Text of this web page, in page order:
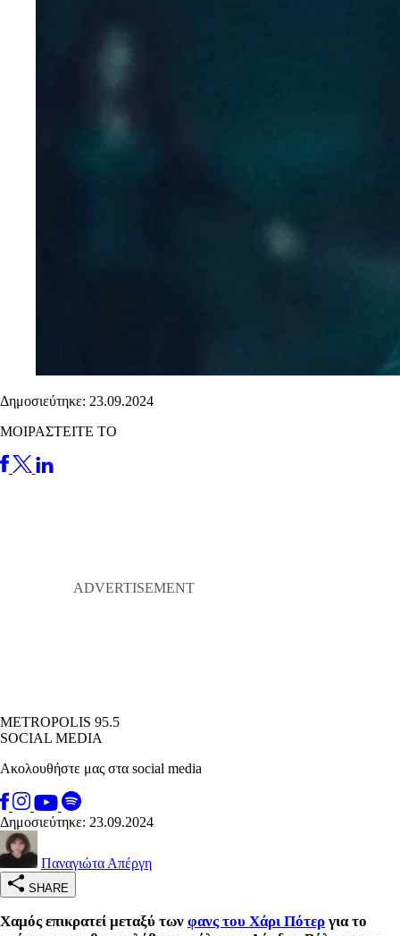
Δημοσιεύτηκε: 23.09.2024
ΜΟΙΡΑΣΤΕΙΤΕ ΤΟ
METROPOLIS 95.5
SOCIAL MEDIA
Ακολουθήστε μας στα social media
Δημοσιεύτηκε: 23.09.2024
Παναγιώτα Απέργη
SHARE
Χαμός επικρατεί μεταξύ των φανς του Χάρι Πότερ για το